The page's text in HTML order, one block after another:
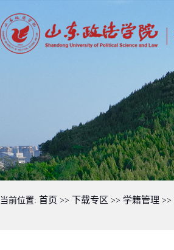
当前位置: 首页 >> 下载专区 >> 学籍管理 >>